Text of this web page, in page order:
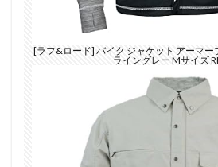
[ラフ&ロード] バイク ジャケット アーマ
ライングレー Mサイズ